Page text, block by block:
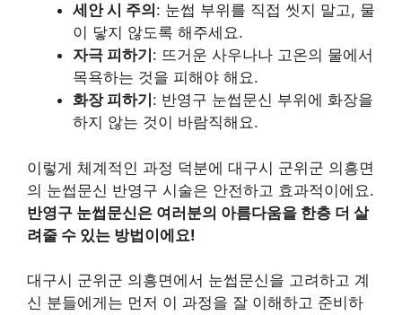
세안 시 주의 : 눈썹 부위를 직접 씻지 말고, 물
이 닿지 않도록 해주세요.
자극 피하기 : 뜨거운 사우나나 고온의 물에서
목욕하는 것을 피해야 해요.
화장 피하기 : 반영구 눈썹문신 부위에 화장을
하지 않는 것이 바람직해요.
이렇게 체계적인 과정 덕분에 대구시 군위군 의흥면
의 눈썹문신 반영구 시술은 안전하고 효과적이에요.
반영구 눈썹문신은 여러분의 아름다움을 한층 더 살
려줄 수 있는 방법이에요!
대구시 군위군 의흥면에서 눈썹문신을 고려하고 계
신 분들에게는 먼저 이 과정을 잘 이해하고 준비하